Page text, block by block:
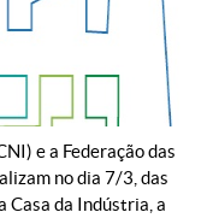
e a Federação das
no dia 7/3, das
Casa da Indústria, a